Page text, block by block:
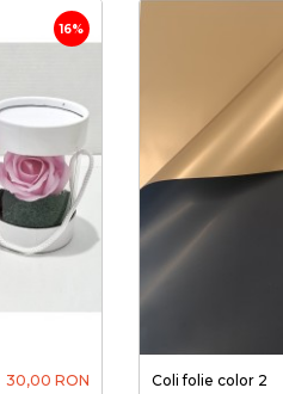
16%
30,00 RON
Coli folie color 2